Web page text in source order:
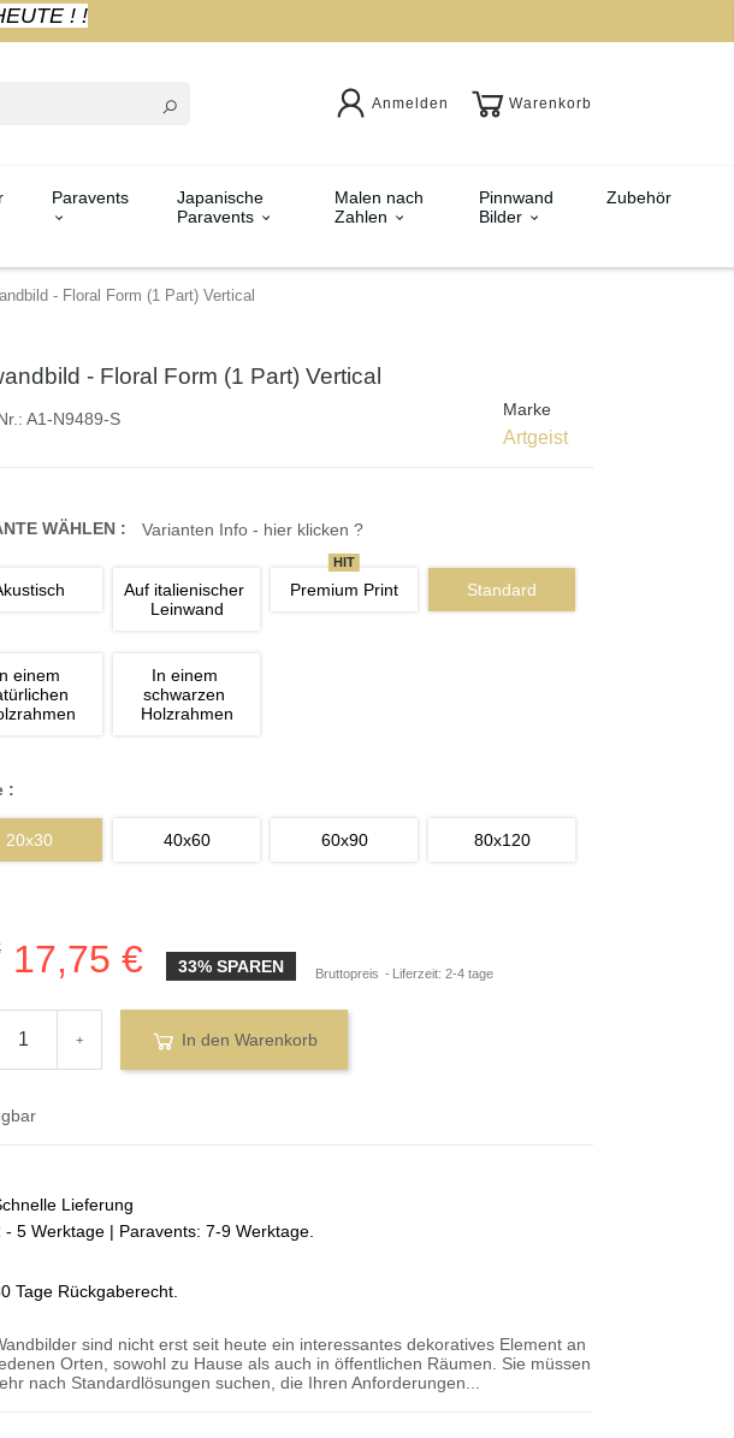
! !
Anmelden Warenkorb
Paravents
Japanische
Paravents
Malen nach
Zahlen
Pinnwand
Bilder
Zubehör
- Floral Form (1 Part) Vertical
- Floral Form (1 Part) Vertical
A1-N9489-S Marke
Artgeist
WÄHLEN : Varianten Info - hier klicken ?
Auf italienischer
Leinwand
Premium Print
HIT
Standard
einem
In einem
schwarzen
Holzrahmen
:
20x30 40x60 60x90 80x120
17,75 € 33% SPAREN Bruttopreis Liferzeit: 2-4 tage
+ In den Warenkorb
Lieferung
- 5 Werktage | Paravents: 7-9 Werktage.
Tage Rückgaberecht.
sind nicht erst seit heute ein interessantes dekoratives Element an
Orten, sowohl zu Hause als auch in öffentlichen Räumen. Sie müssen
nach Standardlösungen suchen, die Ihren Anforderungen...